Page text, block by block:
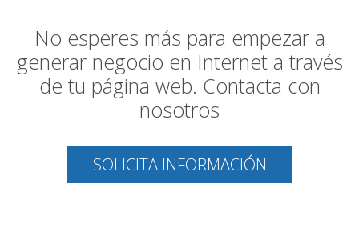
No esperes más para empezar a
generar negocio en Internet a través
de tu página web. Contacta con
nosotros
SOLICITA INFORMACIÓN